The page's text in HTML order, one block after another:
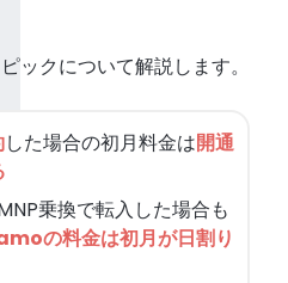
ックについて解説します。
した場合の初月料金は開通
乗換で転入した場合も
の料金は初月が日割り